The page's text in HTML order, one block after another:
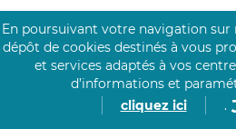
NOS PARTENAIRES
Click&Care est soutenu par les
Caisse des Dépôts et MAIF.
En poursuivant votre navigation sur
dépôt de cookies destinés à vous
et services adaptés à vos
d’informations et
cliquez ici
.